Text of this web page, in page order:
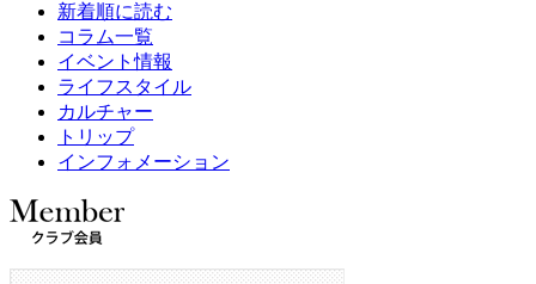
新着順に読む
コラム一覧
イベント情報
ライフスタイル
カルチャー
トリップ
インフォメーション